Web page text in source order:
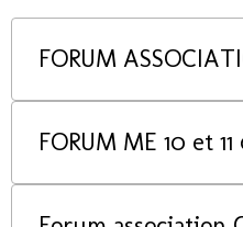
FORUM
FORUM ME 10 et